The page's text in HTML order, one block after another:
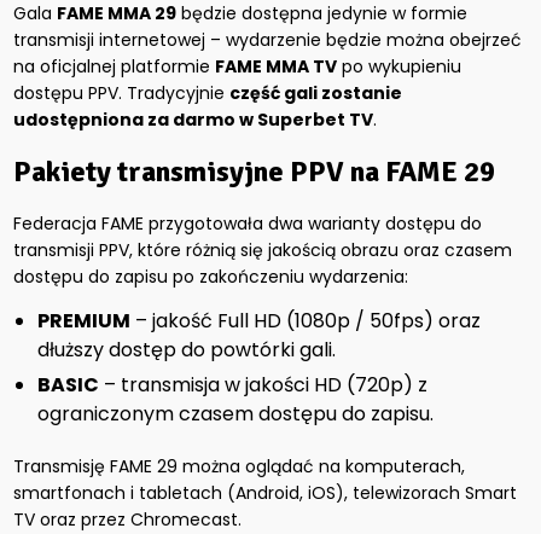
Gala FAME MMA 29 będzie dostępna jedynie w formie
transmisji internetowej – wydarzenie będzie można obejrzeć
na oficjalnej platformie FAME MMA TV po wykupieniu
dostępu PPV. Tradycyjnie część gali zostanie
udostępniona za darmo w Superbet TV.
Pakiety transmisyjne PPV na FAME 29
Federacja FAME przygotowała dwa warianty dostępu do
transmisji PPV, które różnią się jakością obrazu oraz czasem
dostępu do zapisu po zakończeniu wydarzenia:
PREMIUM – jakość Full HD (1080p / 50fps) oraz
dłuższy dostęp do powtórki gali.
BASIC – transmisja w jakości HD (720p) z
ograniczonym czasem dostępu do zapisu.
Transmisję FAME 29 można oglądać na komputerach,
smartfonach i tabletach (Android, iOS), telewizorach Smart
TV oraz przez Chromecast.